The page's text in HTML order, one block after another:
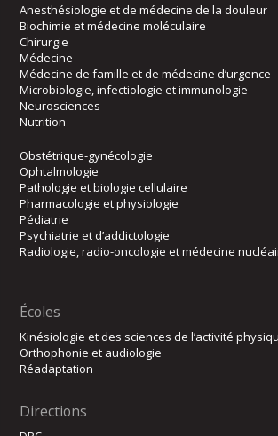
Anesthésiologie et de médecine de la douleur
Biochimie et médecine moléculaire
Chirurgie
Médecine
Médecine de famille et de médecine d’urgence
Microbiologie, infectiologie et immunologie
Neurosciences
Nutrition
Obstétrique-gynécologie
Ophtalmologie
Pathologie et biologie cellulaire
Pharmacologie et physiologie
Pédiatrie
Psychiatrie et d’addictologie
Radiologie, radio-oncologie et médecine
Écoles
Kinésiologie et des sciences de l’activité
Orthophonie et audiologie
Réadaptation
Directions